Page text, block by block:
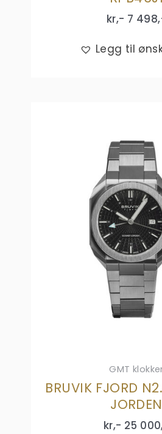
kr,- 7 498
Legg til
GMT
BRUVIK FJORD
JORDEN
kr,- 25 000